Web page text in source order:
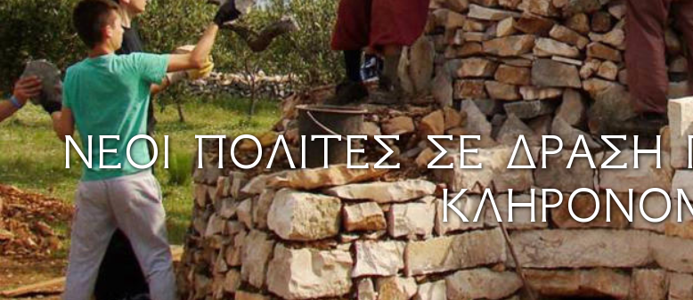
ΝΈΟΙ ΠΟΛΊΤΕΣ ΣΕ ΔΡΆΣΗ